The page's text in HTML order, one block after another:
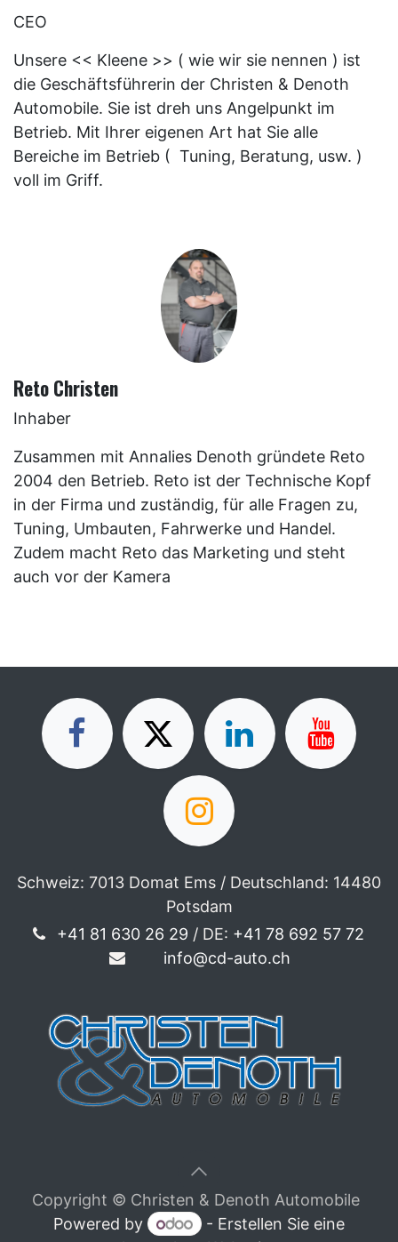
CEO
Unsere << Kleene >> ( wie wir sie nennen ) ist
die Geschäftsführerin der Christen & Denoth
Automobile. Sie ist dreh uns Angelpunkt im
Betrieb. Mit Ihrer eigenen Art hat Sie alle
Bereiche im Betrieb ( Tuning, Beratung, usw. )
voll im Griff.
Reto Christen
Inhaber
Zusammen mit Annalies Denoth gründete Reto
2004 den Betrieb. Reto ist der Technische Kopf
in der Firma und zuständig, für alle Fragen zu,
Tuning, Umbauten, Fahrwerke und Handel.
Zudem macht Reto das Marketing und steht
auch vor der Kamera
Schweiz: 7013 Domat Ems / Deutschland: 14480
Potsdam
+41 81 630 26 29 / DE: +41 78 692 57 72
info@cd-auto.ch
Copyright © Christen & Denoth Automobile
Powered by
- Erstellen Sie eine